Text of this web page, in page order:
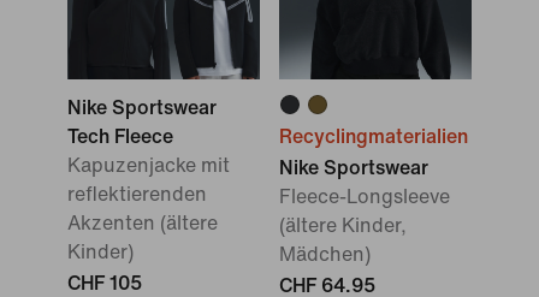
Nike Sportswear
Tech Fleece
Kapuzenjacke mit
reflektierenden
Akzenten (ältere
Kinder)
CHF 105
Recyclingmaterialien
Nike Sportswear
Fleece-Longsleeve
(ältere Kinder,
Mädchen)
CHF 64.95